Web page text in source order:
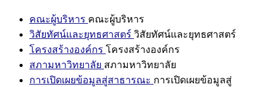
คณะผู้บริหาร คณะผู้บริหาร
วิสัยทัศน์และยุทธศาสตร์ วิสัยทัศน์และยุทธศาสตร์
โครงสร้างองค์กร โครงสร้างองค์กร
สภามหาวิทยาลัย สภามหาวิทยาลัย
การเปิดเผยข้อมูลสู่สาธารณะ การเปิดเผยข้อมูลสู่